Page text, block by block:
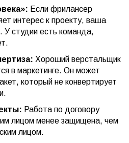
Если фрилансер
интерес к проекту, ваша
У студии есть команда,
Хороший верстальщик
в маркетинге. Он может
который не конвертирует
Работа по договору
лицом менее защищена, чем
лицом.